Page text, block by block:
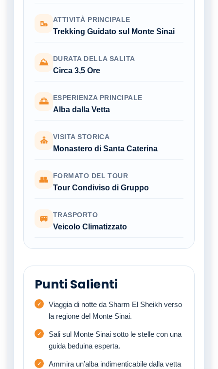
🥾 ATTIVITÀ PRINCIPALE
Trekking Guidato sul Monte Sinai
⛰ DURATA DELLA SALITA
Circa 3,5 Ore
🌅 ESPERIENZA PRINCIPALE
Alba dalla Vetta
⛪ VISITA STORICA
Monastero di Santa Caterina
👥 FORMATO DEL TOUR
Tour Condiviso di Gruppo
🚐 TRASPORTO
Veicolo Climatizzato
Punti Salienti
Viaggia di notte da Sharm El Sheikh verso
la regione del Monte Sinai.
Sali sul Monte Sinai sotto le stelle con una
guida beduina esperta.
Ammira un’alba indimenticabile dalla vetta